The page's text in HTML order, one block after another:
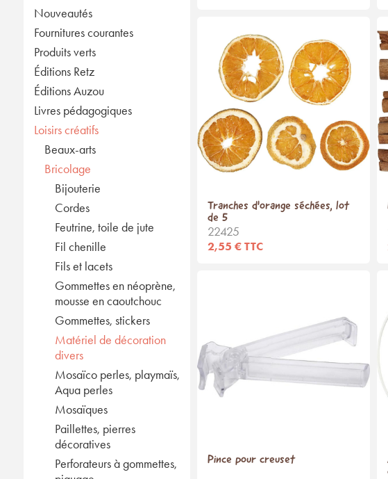
Nouveautés
Fournitures courantes
Produits verts
Éditions Retz
Éditions Auzou
Livres pédagogiques
Loisirs créatifs
Beaux-arts
Bricolage
Bijouterie
Cordes
Feutrine, toile de jute
Fil chenille
Fils et lacets
Gommettes en néoprène,
mousse en caoutchouc
Gommettes, stickers
Matériel de décoration
divers
Mosaïco perles, playmaïs,
Aqua perles
Mosaïques
Paillettes, pierres
décoratives
Perforateurs à gommettes,
Tranches d'orange séchées, lot
de 5
22425
2,55 € TTC
Pince pour creuset